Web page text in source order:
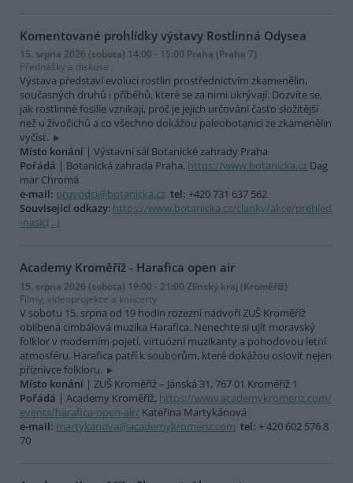
Komentované prohlídky výstavy Rostlinná Odysea
15. srpna 2026 (sobota) 14:00 - 15:00 Praha (Praha 7)
Přednášky a diskuse
Výstava představí evoluci rostlin prostřednictvím zkamenělin,
současných druhů i příběhů, které se za nimi ukrývají. Dozvíte se,
jak rostlinné fosilie vznikají, proč je jejich určování často složitější
než u živočichů a co všechno dokážou paleobotanici ze zkamenělin
vyčíst.
Místo konání | Výstavní sál Botanické zahrady Praha
Pořádá | Botanická zahrada Praha, https://www.botanicka.cz Dag
mar Chromá
e-mail: pruvodci@botanicka.cz tel: +420 731 637 562
Související odkazy: https://www.botanicka.cz/clanky/akce/prehled
-nasic(...)
Academy Kroměříž - Harafica open air
15. srpna 2026 (sobota) 19:00 - 21:00 Zlínský kraj (Kroměříž)
Filmy, videoprojekce a koncerty
V sobotu 15. srpna od 19 hodin rozezní nádvoří ZUŠ Kroměříž
oblíbená cimbálová muzika Harafica. Nenechte si ujít moravský
folklor v moderním pojetí, virtuózní muzikanty a pohodovou letní
atmosféru. Harafica patří k souborům, které dokážou oslovit nejen
příznivce folkloru.
Místo konání | ZUŠ Kroměříž – Jánská 31, 767 01 Kroměříž 1
Pořádá | Academy Kroměříž, https://www.academykromeriz.com/
events/harafica-open-air/ Kateřina Martykánová
e-mail: martykanova@academykromeriz.com tel: + 420 602 576 8
70